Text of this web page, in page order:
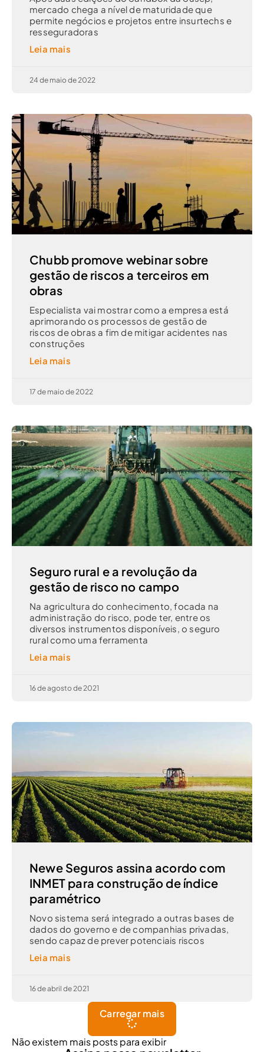
mercado chega a nível de maturidade que
permite negócios e projetos entre insurtechs e
resseguradoras
Leia mais
24 de maio de 2022
Chubb promove webinar sobre
gestão de riscos a terceiros em
obras
Especialista vai mostrar como a empresa está
aprimorando os processos de gestão de
riscos de obras a fim de mitigar acidentes nas
construções
Leia mais
17 de maio de 2022
Seguro rural e a revolução da
gestão de risco no campo
Na agricultura do conhecimento, focada na
administração do risco, pode ter, entre os
diversos instrumentos disponíveis, o seguro
rural como uma ferramenta
Leia mais
16 de agosto de 2021
Newe Seguros assina acordo com
INMET para construção de índice
paramétrico
Novo sistema será integrado a outras bases de
dados do governo e de companhias privadas,
sendo capaz de prever potenciais riscos
Leia mais
16 de abril de 2021
Carregar mais
Não existem mais posts para exibir